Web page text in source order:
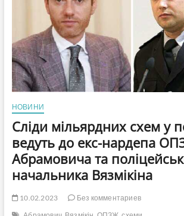
НОВИНИ
Сліди мільярдних схем у
ведуть до екс-нардепа
Абрамовича та
начальника Вязмікіна
10.02.2023
Без комментариев